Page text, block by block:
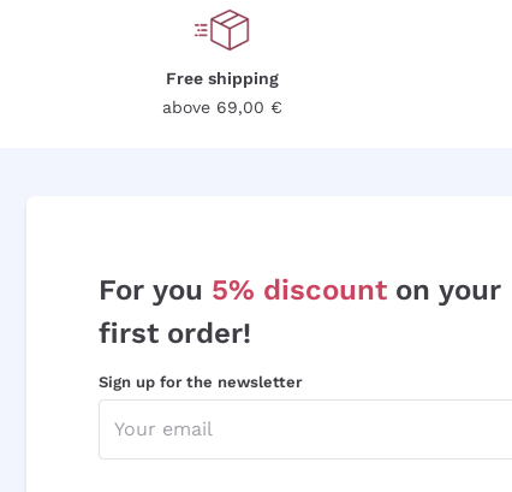
Free shipping
above 69,00 €
For you 5% discount on your
first order!
Sign up for the newsletter